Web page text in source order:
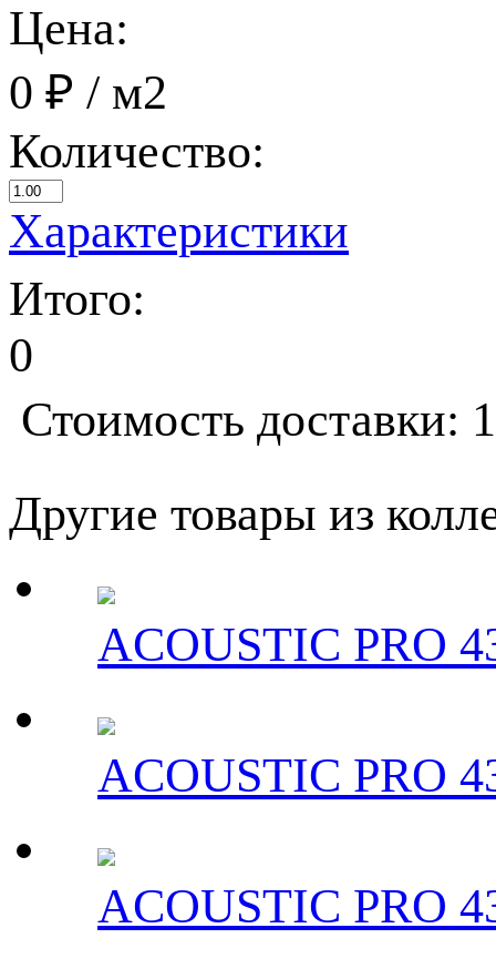
Цена:
0 ₽ / м2
Количество:
Характеристики
Итого:
0
Стоимость
Другие товары из
ACOUSTIC PRO
ACOUSTIC PRO
ACOUSTIC PRO